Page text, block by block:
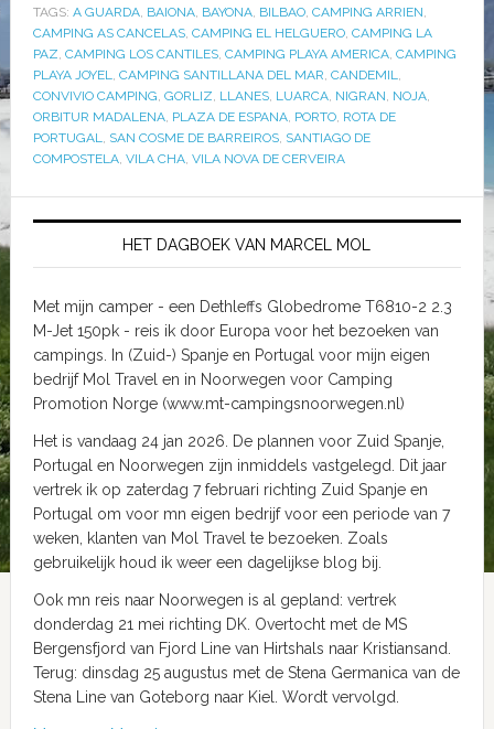
TAGS: A GUARDA, BAIONA, BAYONA, BILBAO, CAMPING ARRIEN,
CAMPING AS CANCELAS, CAMPING EL HELGUERO, CAMPING LA
PAZ, CAMPING LOS CANTILES, CAMPING PLAYA AMERICA, CAMPING
PLAYA JOYEL, CAMPING SANTILLANA DEL MAR, CANDEMIL,
CONVIVIO CAMPING, GORLIZ, LLANES, LUARCA, NIGRAN, NOJA,
ORBITUR MADALENA, PLAZA DE ESPANA, PORTO, ROTA DE
PORTUGAL, SAN COSME DE BARREIROS, SANTIAGO DE
COMPOSTELA, VILA CHA, VILA NOVA DE CERVEIRA
HET DAGBOEK VAN MARCEL MOL
Met mijn camper - een Dethleffs Globedrome T6810-2 2.3
M-Jet 150pk - reis ik door Europa voor het bezoeken van
campings. In (Zuid-) Spanje en Portugal voor mijn eigen
bedrijf Mol Travel en in Noorwegen voor Camping
Promotion Norge (www.mt-campingsnoorwegen.nl)
Het is vandaag 24 jan 2026. De plannen voor Zuid Spanje,
Portugal en Noorwegen zijn inmiddels vastgelegd. Dit jaar
vertrek ik op zaterdag 7 februari richting Zuid Spanje en
Portugal om voor mn eigen bedrijf voor een periode van 7
weken, klanten van Mol Travel te bezoeken. Zoals
gebruikelijk houd ik weer een dagelijkse blog bij.
Ook mn reis naar Noorwegen is al gepland: vertrek
donderdag 21 mei richting DK. Overtocht met de MS
Bergensfjord van Fjord Line van Hirtshals naar Kristiansand.
Terug: dinsdag 25 augustus met de Stena Germanica van de
Stena Line van Goteborg naar Kiel. Wordt vervolgd.